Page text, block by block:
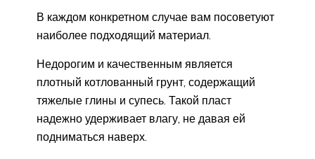
В каждом конкретном случае вам посоветуют
наиболее подходящий материал.
Недорогим и качественным является
плотный котлованный грунт, содержащий
тяжелые глины и супесь. Такой пласт
надежно удерживает влагу, не давая ей
подниматься наверх.